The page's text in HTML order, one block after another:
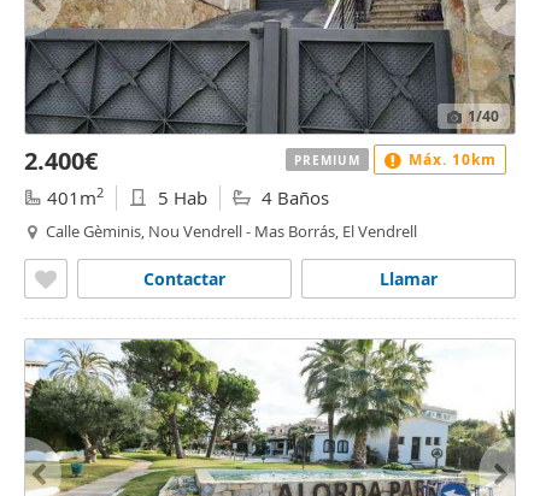
1/40
2.400€
401m2 5 Hab 4 Baños
Calle Gèminis, Nou Vendrell - Mas Borrás, El Vendrell
Llamar
Contactar
PREMIUM Máx. 10km